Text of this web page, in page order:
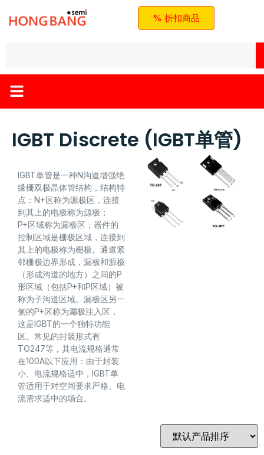
% 折扣商品
IGBT Discrete (IGBT单管)
IGBT单管是一种N沟道增强绝
缘栅双极晶体管结构，结构特
点：N+区称为源极区，连接
到其上的电极称为源极；
P+区域称为漏极区；器件的
控制区域是栅极区域，连接到
其上的电极称为栅极。通道紧
邻栅极边界形成，漏极和源极
（形成沟道的地方）之间的P
形区域（包括P+和P区域）被
称为子沟道区域。漏极区另一
侧的P+区称为漏极注入区，
这是IGBT的一个独特功能
区。常见的封装形式有
TO247等，其电流规格通常
在100A以下应用：由于封装
小、电流规格适中，IGBT单
管适用于对空间要求严格、电
流需求适中的场合。